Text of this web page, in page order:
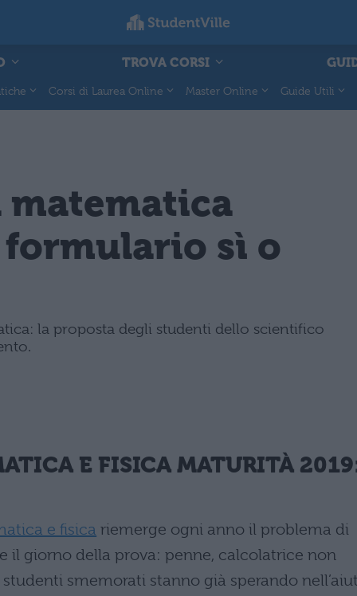
TROVA CORSI
Corsi di Laurea Online Master Online Guide Utili
matematica
sì o
la proposta degli studenti dello scientifico
E FISICA MATURITÀ
e fisica riemerge ogni anno il problema di
il giorno della prova: penne, calcolatrice non
studenti smemorati stanno già sperando